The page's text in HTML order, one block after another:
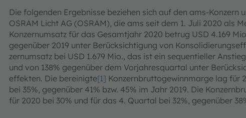
Die folgenden Ergebnisse beziehen sich auf den ams-Konzern
OSRAM Licht AG (OSRAM), die ams seit dem 1. Juli 2020 als
Konzernumsatz für das Gesamtjahr 2020 betrug USD 4.169
gegenüber 2019 unter Berücksichtigung von
zernumsatz bei USD 1.679 Mio., das ist ein sequentieller
und von 138% gegenüber dem Vorjahresquartal unter
effekten. Die bereinigte[1] Konzernbruttogewinnmarge lag für
bei 35%, gegenüber 41% bzw. 45% im Jahr 2019. Die
für 2020 bei 30% und für das 4. Quartal bei 32%, gegenüber